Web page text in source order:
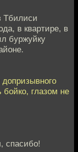
Тбилиси
в квартире, в
буржуйку
бойко, глазом не
спасибо!